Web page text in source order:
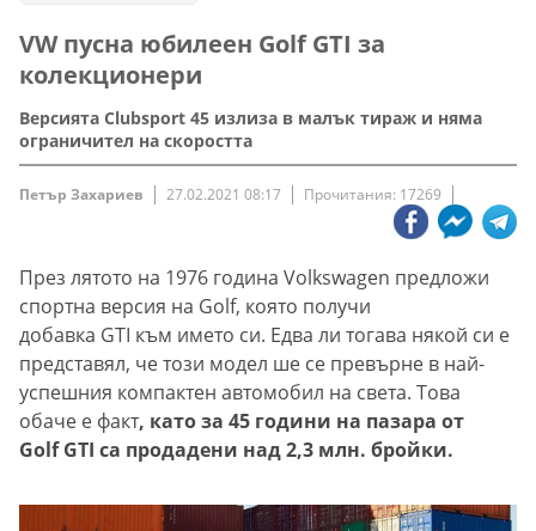
VW пусна юбилеен Golf GTI за
колекционери
Версията Clubsport 45 излиза в малък тираж и няма
ограничител на скоростта
Петър Захариев 27.02.2021 08:17 Прочитания: 17269
През лятото на 1976 година Volkswagen предложи
спортна версия на Golf, която получи
добавка GTI към името си. Едва ли тогава някой си е
представял, че този модел ше се превърне в най-
успешния компактен автомобил на света. Това
обаче е факт, като за 45 години на пазара от
Golf GTI са продадени над 2,3 млн. бройки.